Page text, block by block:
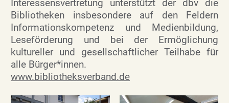
Interessensvertretung unterstützt der dbv die
Bibliotheken insbesondere auf den Feldern
Informationskompetenz und Medienbildung,
Leseförderung und bei der Ermöglichung
kultureller und gesellschaftlicher Teilhabe für
alle Bürger*innen.
www.bibliotheksverband.de